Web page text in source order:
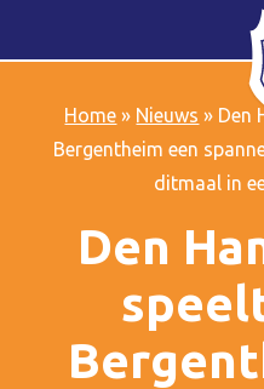
Home » Nieuws » Den
Bergentheim een
ditmaal in
Den